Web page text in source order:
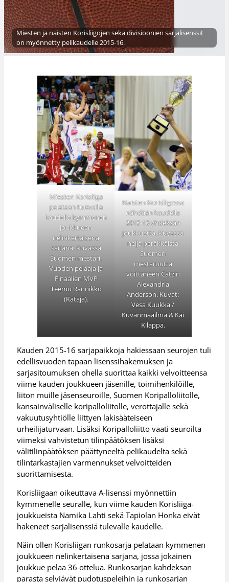
Miesten ja naisten Korisliigojen sekä divisioonien sarjalisenssit
on myönnetty pelikaudelle 2015-16.
Miesten Korisliiga
pelataan tulevalla
kaudella kymmenen
joukkueen
nelinkertaisena
sarjana. Kuvassa
Suomen mestari,
Vuoden pelaaja ja
Finaalien MVP
Teemu Rannikko
(Kataja).
Naisten Korisliigassa
nähdään kaudella
2015-16 yhdeksän
joukkuetta. Kuvassa
neljä peräkkäistä
Suomen
mestaruutta
voittaneen Catzin
Alexandria
Anderson. Kuvat:
Vesa Kuukka /
Kuvanmaailma & Kai
Kilappa.
Kauden 2015-16 sarjapaikkoja hakiessaan seurojen tuli
edellisvuoden tapaan lisenssihakemuksen ja
sarjasitoumuksen ohella suorittaa kaikki velvoitteensa
viime kauden joukkueen jäsenille, toimihenkilöille,
liiton muille jäsenseuroille, Suomen Koripalloliitolle,
kansainväliselle koripalloliitolle, verottajalle sekä
vakuutusyhtiölle liittyen lakisääteiseen
urheilijaturvaan. Lisäksi Koripalloliitto vaati seuroilta
viimeksi vahvistetun tilinpäätöksen lisäksi
välitilinpäätöksen päättyneeltä pelikaudelta sekä
tilintarkastajien varmennukset velvoitteiden
suorittamisesta.
Korisliigaan oikeuttava A-lisenssi myönnettiin
kymmenelle seuralle, kun viime kauden Korisliiga-
joukkueista Namika Lahti sekä Tapiolan Honka eivät
hakeneet sarjalisenssiä tulevalle kaudelle.
Näin ollen Korisliigan runkosarja pelataan kymmenen
joukkueen nelinkertaisena sarjana, jossa jokainen
joukkue pelaa 36 ottelua. Runkosarjan kahdeksan
parasta selviävät pudotuspeleihin ja runkosarjan